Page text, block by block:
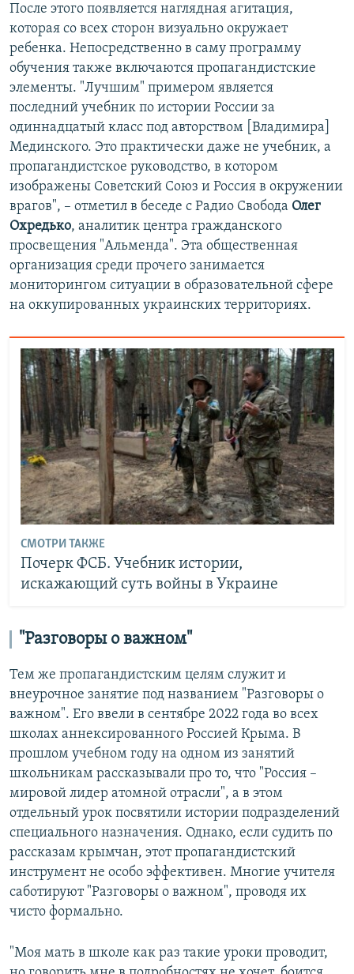
После этого появляется наглядная агитация,
которая со всех сторон визуально окружает
ребенка. Непосредственно в саму программу
обучения также включаются пропагандистские
элементы. "Лучшим" примером является
последний учебник по истории России за
одиннадцатый класс под авторством [Владимира]
Мединского. Это практически даже не учебник, а
пропагандистское руководство, в котором
изображены Советский Союз и Россия в окружении
врагов", – отметил в беседе с Радио Свобода Олег
Охредько, аналитик центра гражданского
просвещения "Альменда". Эта общественная
организация среди прочего занимается
мониторингом ситуации в образовательной сфере
на оккупированных украинских территориях.
СМОТРИ ТАКЖЕ
Почерк ФСБ. Учебник истории,
искажающий суть войны в Украине
"Разговоры о важном"
Тем же пропагандистским целям служит и
внеурочное занятие под названием "Разговоры о
важном". Его ввели в сентябре 2022 года во всех
школах аннексированного Россией Крыма. В
прошлом учебном году на одном из занятий
школьникам рассказывали про то, что "Россия –
мировой лидер атомной отрасли", а в этом
отдельный урок посвятили истории подразделений
специального назначения. Однако, если судить по
рассказам крымчан, этот пропагандистский
инструмент не особо эффективен. Многие учителя
саботируют "Разговоры о важном", проводя их
чисто формально.
"Моя мать в школе как раз такие уроки проводит,